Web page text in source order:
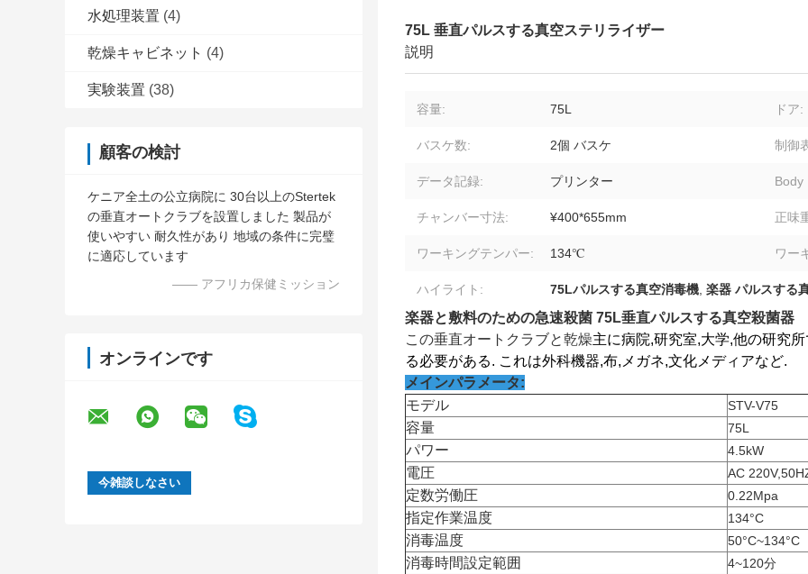
水処理装置 (4)
乾燥キャビネット (4)
実験装置 (38)
顧客の検討
ケニア全土の公立病院に 30台以上のStertek
の垂直オートクラブを設置しました 製品が
使いやすい 耐久性があり 地域の条件に完璧
に適応しています
—— アフリカ保健ミッション
オンラインです
75L 垂直パルスする真空ステリライザー
説明
容量: 75L ドア:
バスケ数: 2個 バスケ 制御
データ記録: プリンター Body
チャンバー寸法: ¥400*655mm 正味
ワーキングテンパー: 134℃ ワー
ハイライト: 75Lパルスする真空消毒機, 楽器 パルスする
楽器と敷料のための急速殺菌 75L垂直パルスする真空殺菌器
この垂直オートクラブと乾燥主に病院,研究室,大学,他の研究
る必要がある. これは外科機器,布,メガネ,文化メディアなど.
メインパラメータ:
モデル
STV-V75
容量 75L
パワー 4.5kW
電圧 AC
定数労働圧 0.22Mpa
指定作業温度 134°C
消毒温度 50°C~134°C
消毒時間設定範囲 4~120分